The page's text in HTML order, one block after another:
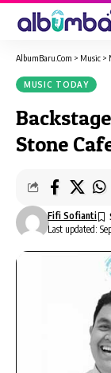
AlbumBaru.Com > Music >
MUSIC TODAY
Stone
Last updated:
Fifi Sofianti